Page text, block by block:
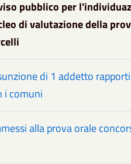
pubblico per
di valutazione della
di 1 addetto
i comuni
alla prova orale